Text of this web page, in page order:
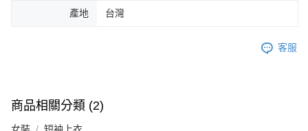
產地 台灣
客服
商品相關分類 (2)
女裝 短袖上衣